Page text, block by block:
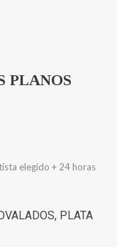
PLANOS
elegido + 24 horas
PLATA